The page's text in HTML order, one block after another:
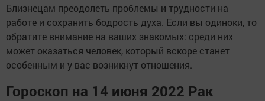
Близнецам преодолеть проблемы и трудности на
работе и сохранить бодрость духа. Если вы одиноки, то
обратите внимание на ваших знакомых: среди них
может оказаться человек, который вскоре станет
особенным и у вас возникнут отношения.
Гороскоп на 14 июня 2022 Рак